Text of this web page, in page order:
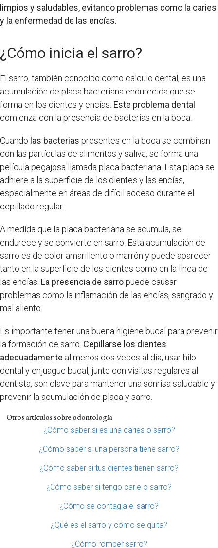
limpios y saludables, evitando problemas como la caries
y la enfermedad de las encías.
¿Cómo inicia el sarro?
El sarro, también conocido como cálculo dental, es una
acumulación de placa bacteriana endurecida que se
forma en los dientes y encías. Este problema dental
comienza con la presencia de bacterias en la boca.
Cuando las bacterias presentes en la boca se combinan
con las partículas de alimentos y saliva, se forma una
película pegajosa llamada placa bacteriana. Esta placa se
adhiere a la superficie de los dientes y las encías,
especialmente en áreas de difícil acceso durante el
cepillado regular.
A medida que la placa bacteriana se acumula, se
endurece y se convierte en sarro. Esta acumulación de
sarro es de color amarillento o marrón y puede aparecer
tanto en la superficie de los dientes como en la línea de
las encías. La presencia de sarropuede causar
problemas como la inflamación de las encías, sangrado y
mal aliento.
Es importante tener una buena higiene bucal para prevenir
la formación de sarro. Cepillarse los dientes
adecuadamente al menos dos veces al día, usar hilo
dental y enjuague bucal, junto con visitas regulares al
dentista, son clave para mantener una sonrisa saludable y
prevenir la acumulación de placa y sarro.
Otros artículos sobre odontología
¿Cómo saber si es una caries o sarro?
¿Cómo saber si una persona tiene sarro?
¿Cómo saber si tus dientes tienen sarro?
¿Cómo saber si tengo carie o sarro?
¿Cómo se contagia el sarro?
¿Qué es el sarro y cómo se quita?
¿Cómo romper sarro?